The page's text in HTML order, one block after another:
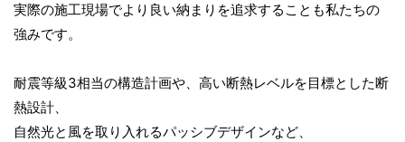
実際の施工現場でより良い納まりを追求することも私たちの
強みです。
耐震等級3相当の構造計画や、高い断熱レベルを目標とした断
熱設計、
自然光と風を取り入れるパッシブデザインなど、